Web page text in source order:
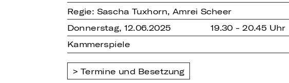
Regie: Sascha Tuxhorn, Amrei Scheer
Donnerstag, 12.06.2025
19.30 - 20.45 Uhr
Kammerspiele
Termine und Besetzung